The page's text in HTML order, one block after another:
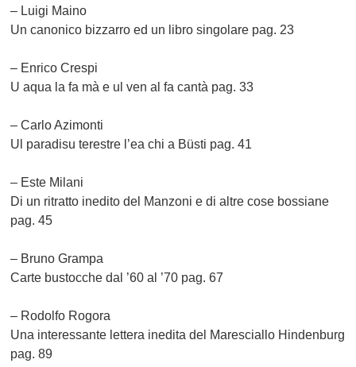
– Luigi Maino
Un canonico bizzarro ed un libro singolare pag. 23
– Enrico Crespi
U aqua la fa mà e ul ven al fa cantà pag. 33
– Carlo Azimonti
Ul paradisu terestre l’ea chi a Büsti pag. 41
– Este Milani
Di un ritratto inedito del Manzoni e di altre cose bossiane
pag. 45
– Bruno Grampa
Carte bustocche dal ’60 al ’70 pag. 67
– Rodolfo Rogora
Una interessante lettera inedita del Maresciallo Hindenburg
pag. 89